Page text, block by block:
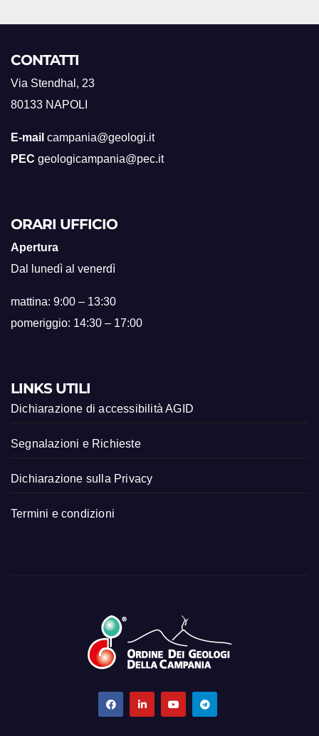
CONTATTI
Via Stendhal, 23
80133 NAPOLI
E-mail campania@geologi.it
PEC geologicampania@pec.it
ORARI UFFICIO
Apertura
Dal lunedì al venerdì
mattina: 9:00 – 13:30
pomeriggio: 14:30 – 17:00
LINKS UTILI
Dichiarazione di accessibilità AGID
Segnalazioni e Richieste
Dichiarazione sulla Privacy
Termini e condizioni